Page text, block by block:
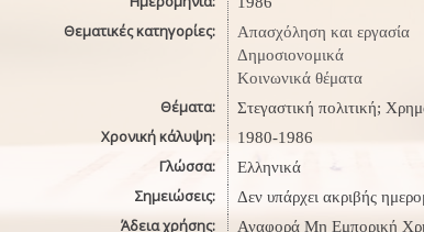
Θεματικές κατηγορίες:
Απασχόληση και εργασία
Δημοσιονομικά
Κοινωνικά θέματα
Θέματα: Στεγαστική πολιτική;
Χρονική κάλυψη: 1980-1986
Γλώσσα: Ελληνικά
Σημειώσεις: Δεν υπάρχει ακριβής
Άδεια χρήσης: Αναφορά Μη Εμπορική